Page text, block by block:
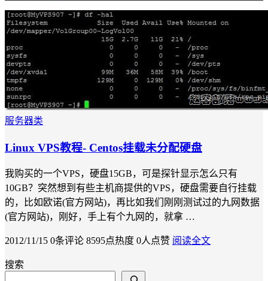
服务器类
Linux VPS教程- Centos挂载未分配硬盘
我购买的一个VPS，硬盘15GB，可是探针显示怎么只有
10GB？突然想到有些主机商提供的VPS，硬盘需要自行挂载
的，比如欧诺(官方网站)，再比如我们刚刚测试过的九网数据
(官方网站)，刚好，手上有个九网的，就拿 …
2012/11/15 0条评论 8595点热度 0人点赞 阅读全文
搜索